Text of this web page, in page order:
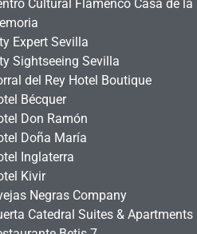
Cultural Flamenco Casa de la
Expert Sevilla
Sightseeing Sevilla
del Rey Hotel Boutique
Bécquer
Don Ramón
Doña María
Inglaterra
Kivir
Negras Company
Catedral Suites & Apartments